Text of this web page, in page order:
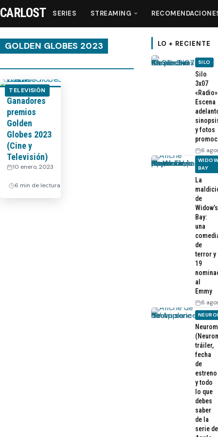
Streaming
Recomendaciones
Videos
Webisodios
CARLOST SERIES STREAMING
GOLDEN GLOBES 2023
TELEVISIÓN
Ganadores
premios
Golden
Globes 2023
(Cine y
Televisión)
10 enero, 2023
6 min de lectura
LO + RECIENTE
SILO
Silo
3x07
Escena
y fotos
6
BAY
La
de
Widow’s
Bay:
una
de
terror y
19
al
Emmy
6
tráiler,
fecha
de
estreno
y todo
lo que
debes
saber
de la
serie de